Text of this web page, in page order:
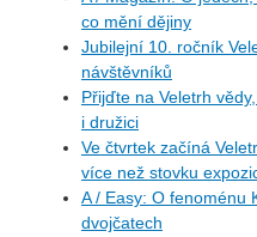
co mění dějiny
Jubilejní 10. ročník
návštěvníků
Přijďte na Veletrh
i družici
Ve čtvrtek začíná
více než stovku
A / Easy: O fenoménu
dvojčatech